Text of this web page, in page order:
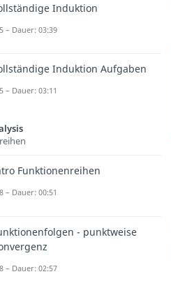
Induktion
– Dauer: 03:39
Induktion Aufgaben
– Dauer: 03:11
Funktionenreihen
– Dauer: 00:51
- punktweise
– Dauer: 02:57